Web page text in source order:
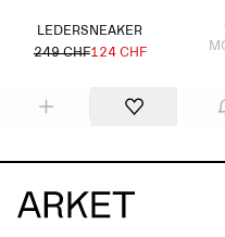
LEDERSNEAKER
249 CHF124 CHF